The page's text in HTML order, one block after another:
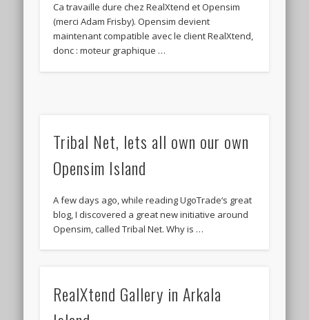
Ca travaille dure chez RealXtend et Opensim
(merci Adam Frisby). Opensim devient
maintenant compatible avec le client RealXtend,
donc : moteur graphique …
Tribal Net, lets all own our own
Opensim Island
A few days ago, while reading UgoTrade‘s great
blog, I discovered a great new initiative around
Opensim, called Tribal Net. Why is …
RealXtend Gallery in Arkala